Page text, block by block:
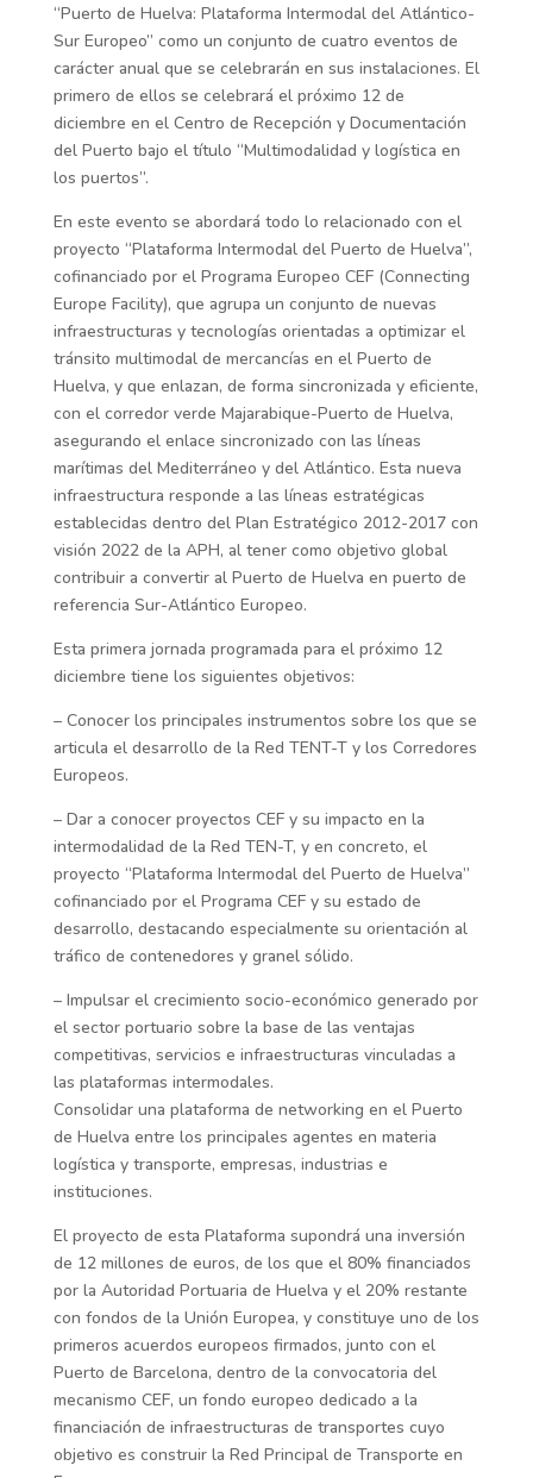
“Puerto de Huelva: Plataforma Intermodal del Atlántico-
Sur Europeo” como un conjunto de cuatro eventos de
carácter anual que se celebrarán en sus instalaciones. El
primero de ellos se celebrará el próximo 12 de
diciembre en el Centro de Recepción y Documentación
del Puerto bajo el título “Multimodalidad y logística en
los puertos”.
En este evento se abordará todo lo relacionado con el
proyecto “Plataforma Intermodal del Puerto de Huelva”,
cofinanciado por el Programa Europeo CEF (Connecting
Europe Facility), que agrupa un conjunto de nuevas
infraestructuras y tecnologías orientadas a optimizar el
tránsito multimodal de mercancías en el Puerto de
Huelva, y que enlazan, de forma sincronizada y eficiente,
con el corredor verde Majarabique-Puerto de Huelva,
asegurando el enlace sincronizado con las líneas
marítimas del Mediterráneo y del Atlántico. Esta nueva
infraestructura responde a las líneas estratégicas
establecidas dentro del Plan Estratégico 2012-2017 con
visión 2022 de la APH, al tener como objetivo global
contribuir a convertir al Puerto de Huelva en puerto de
referencia Sur-Atlántico Europeo.
Esta primera jornada programada para el próximo 12
diciembre tiene los siguientes objetivos:
– Conocer los principales instrumentos sobre los que se
articula el desarrollo de la Red TENT-T y los Corredores
Europeos.
– Dar a conocer proyectos CEF y su impacto en la
intermodalidad de la Red TEN-T, y en concreto, el
proyecto “Plataforma Intermodal del Puerto de Huelva”
cofinanciado por el Programa CEF y su estado de
desarrollo, destacando especialmente su orientación al
tráfico de contenedores y granel sólido.
– Impulsar el crecimiento socio-económico generado por
el sector portuario sobre la base de las ventajas
competitivas, servicios e infraestructuras vinculadas a
las plataformas intermodales.
Consolidar una plataforma de networking en el Puerto
de Huelva entre los principales agentes en materia
logística y transporte, empresas, industrias e
instituciones.
El proyecto de esta Plataforma supondrá una inversión
de 12 millones de euros, de los que el 80% financiados
por la Autoridad Portuaria de Huelva y el 20% restante
con fondos de la Unión Europea, y constituye uno de los
primeros acuerdos europeos firmados, junto con el
Puerto de Barcelona, dentro de la convocatoria del
mecanismo CEF, un fondo europeo dedicado a la
financiación de infraestructuras de transportes cuyo
objetivo es construir la Red Principal de Transporte en